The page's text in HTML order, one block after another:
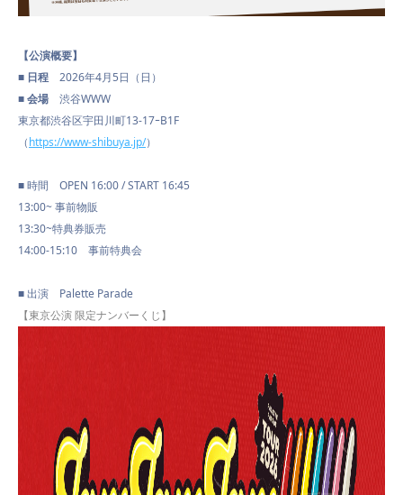
PROFILE
SCHEDULE
【公演概要】
■ 日程 2026年4月5日（日）
■ 会場 渋谷WWW
東京都渋谷区宇田川町13-17ｰB1F
（https://www-shibuya.jp/）
■時間 OPEN 16:00 / START 16:45
13:00~ 事前物販
13:30~特典券販売
14:00-15:10 事前特典会
■ 出演 Palette Parade
【東京公演 限定ナンバーくじ】